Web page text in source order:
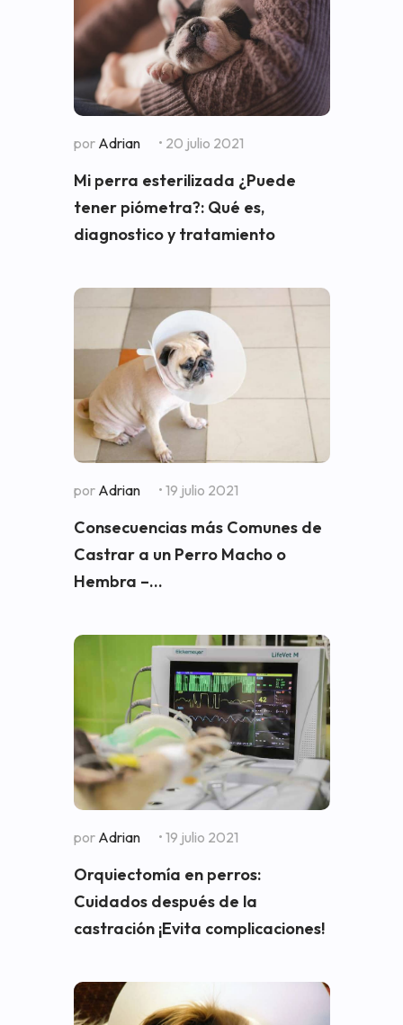
por Adrian • 20 julio 2021
Mi perra esterilizada ¿Puede
tener piómetra?: Qué es,
diagnostico y tratamiento
por Adrian • 19 julio 2021
Consecuencias más Comunes de
Castrar a un Perro Macho o
Hembra –...
por Adrian • 19 julio 2021
Orquiectomía en perros:
Cuidados después de la
castración ¡Evita complicaciones!